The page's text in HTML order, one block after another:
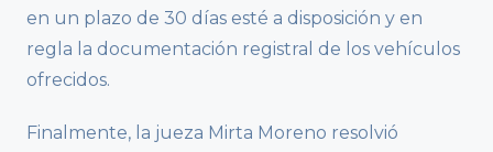
en un plazo de 30 días esté a disposición y en
regla la documentación registral de los vehículos
ofrecidos.
Finalmente, la jueza Mirta Moreno resolvió